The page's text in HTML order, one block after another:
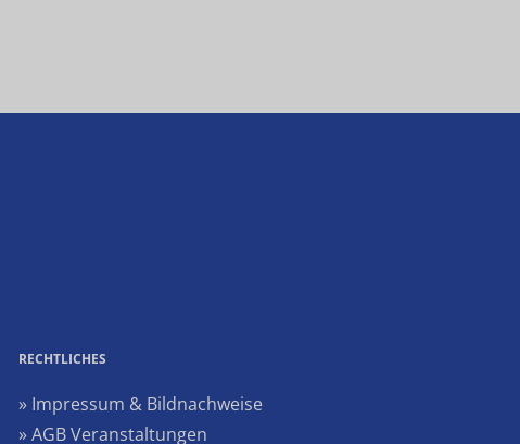
RECHTLICHES
» Impressum & Bildnachweise
» AGB Veranstaltungen